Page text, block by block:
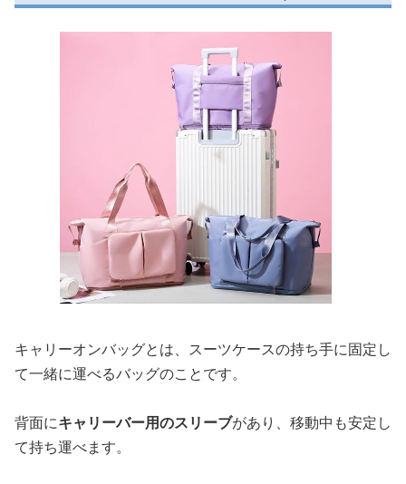
キャリーオンバッグとは、スーツケースの持ち手に固定し
て一緒に運べるバッグのことです。
背面にキャリーバー用のスリーブがあり、移動中も安定し
て持ち運べます。